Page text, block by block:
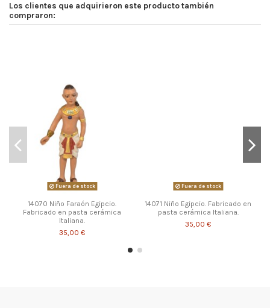
Los clientes que adquirieron este producto también
compraron:
Fuera de stock
14070 Niño Faraón Egipcio.
Fabricado en pasta cerámica
Italiana.
35,00 €
Fuera de stock
14071 Niño Egipcio. Fabricado en
pasta cerámica Italiana.
35,00 €